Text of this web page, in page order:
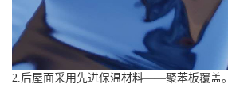
2.后屋面采用先进保温材料——聚苯板覆盖。